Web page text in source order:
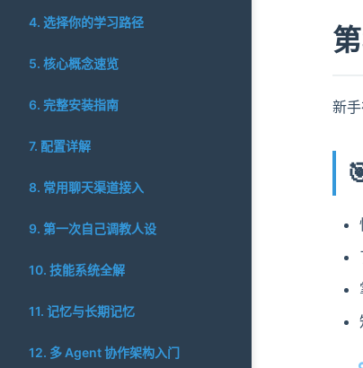
4. 选择你的学习路径
5. 核心概念速览
6. 完整安装指南
7. 配置详解
8. 常用聊天渠道接入
9. 第一次自己调教人设
10. 技能系统全解
11. 记忆与长期记忆
12. 多 Agent 协作架构入门
新